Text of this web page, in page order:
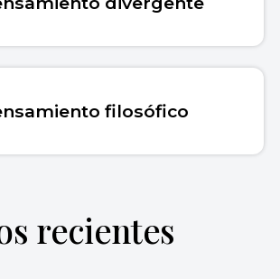
filosófico
recientes